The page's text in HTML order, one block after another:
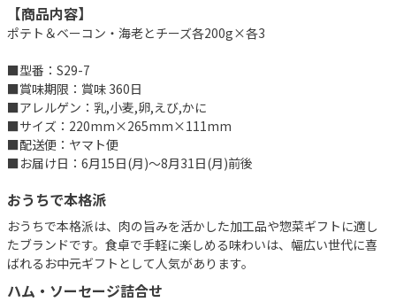
【商品内容】
ポテト＆ベーコン・海老とチーズ各200g×各3
■型番：S29-7
■賞味期限：賞味 360日
■アレルゲン：乳,小麦,卵,えび,かに
■サイズ：220mm×265mm×111mm
■配送便：ヤマト便
■お届け日：6月15日(月)～8月31日(月)前後
おうちで本格派
おうちで本格派は、肉の旨みを活かした加工品や惣菜ギフトに適し
たブランドです。食卓で手軽に楽しめる味わいは、幅広い世代に喜
ばれるお中元ギフトとして人気があります。
ハム・ソーセージ詰合せ